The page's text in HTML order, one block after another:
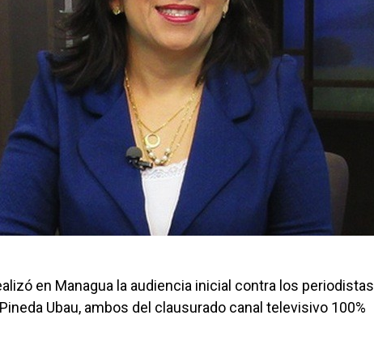
en Managua la audiencia inicial contra los periodistas
Ubau, ambos del clausurado canal televisivo 100%